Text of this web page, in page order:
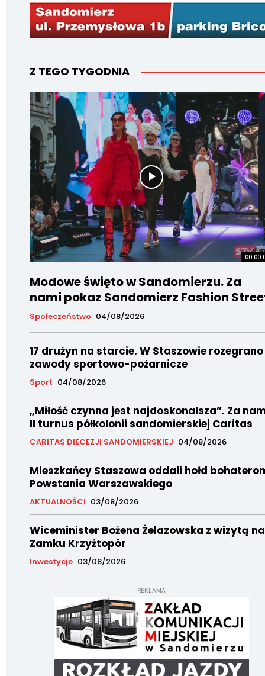
Z TEGO TYGODNIA
Modowe święto w Sandomierzu. Za
nami pokaz Sandomierz Fashion
Społeczeństwo 04/08/2026
17 drużyn na starcie. W Staszowie rozegrano
zawody sportowo-pożarnicze
Sport 04/08/2026
„Miłość czynna jest najdoskonalsza”. Za
II turnus półkolonii sandomierskiej Caritas
CARITAS DIECEZJI SANDOMIERSKIEJ 04/08/2026
Mieszkańcy Staszowa oddali hołd
Powstania Warszawskiego
AKTUALNOŚCI 03/08/2026
Wiceminister Bożena Żelazowska z wizytą na
Zamku Krzyżtopór
Inwestycje 03/08/2026
REKLAMA